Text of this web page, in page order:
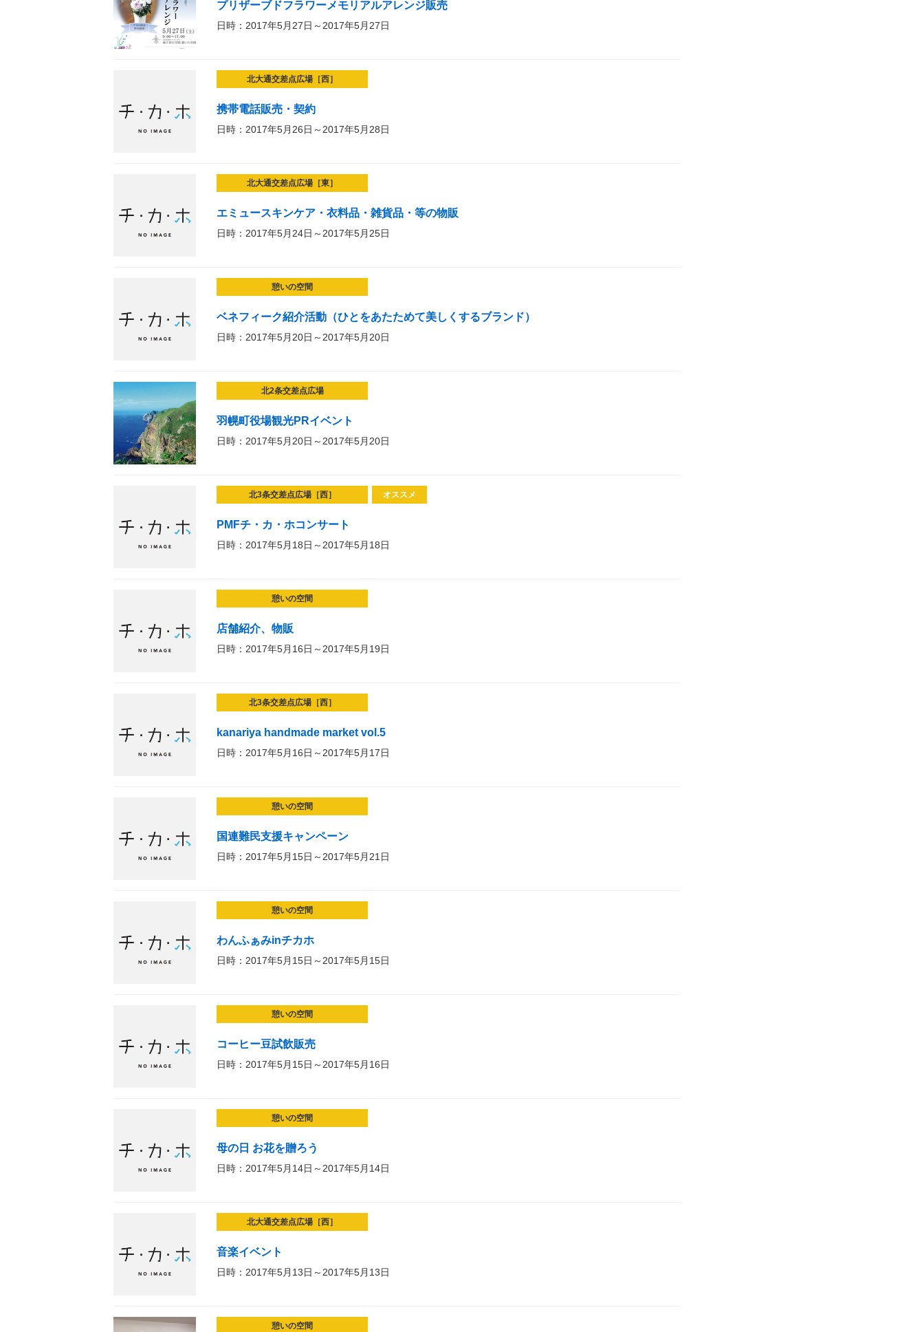
プリザーブドフラワーメモリアルアレンジ販売
日時：2017年5月27日～2017年5月27日
北大通交差点広場［西］
携帯電話販売・契約
日時：2017年5月26日～2017年5月28日
北大通交差点広場［東］
エミュースキンケア・衣料品・雑貨品・等の物販
日時：2017年5月24日～2017年5月25日
憩いの空間
ベネフィーク紹介活動（ひとをあたためて美しくするブランド）
日時：2017年5月20日～2017年5月20日
北2条交差点広場
羽幌町役場観光PRイベント
日時：2017年5月20日～2017年5月20日
北3条交差点広場［西］ オススメ
PMFチ・カ・ホコンサート
日時：2017年5月18日～2017年5月18日
憩いの空間
店舗紹介、物販
日時：2017年5月16日～2017年5月19日
北3条交差点広場［西］
kanariya handmade market vol.5
日時：2017年5月16日～2017年5月17日
憩いの空間
国連難民支援キャンペーン
日時：2017年5月15日～2017年5月21日
憩いの空間
わんふぁみinチカホ
日時：2017年5月15日～2017年5月15日
憩いの空間
コーヒー豆試飲販売
日時：2017年5月15日～2017年5月16日
憩いの空間
母の日 お花を贈ろう
日時：2017年5月14日～2017年5月14日
北大通交差点広場［西］
音楽イベント
日時：2017年5月13日～2017年5月13日
憩いの空間